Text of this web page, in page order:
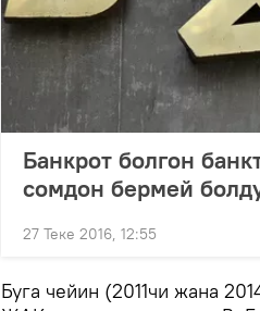
Банкрот болгон
сомдон бермей
27 Теке 2016, 12:55
Буга чейин (2011чи жана